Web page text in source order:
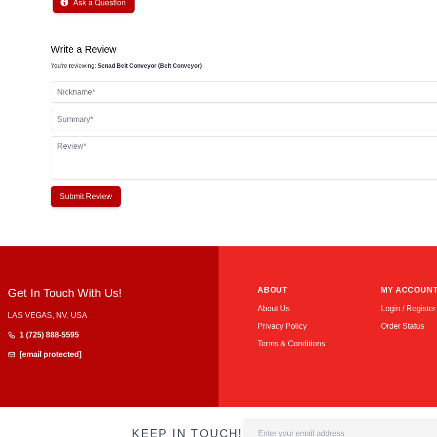
Write a Review
You're reviewing: Senad Belt Conveyor (Belt Conveyor)
Review
Submit Review
Get In Touch With Us!
LAS VEGAS, NV, USA
1 (725) 888-5595
[email protected]
ABOUT
About Us
Privacy Policy
Terms & Conditions
MY
Login / Register
Order Status
KEEP IN TOUCH!
Email Address